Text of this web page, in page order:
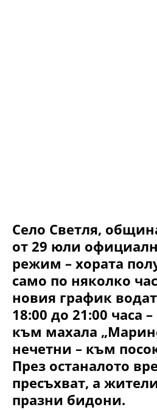
Село Светля,
от 29 юли
режим – хората
само по няколко
новия график
18:00 до 21:00 часа
към махала
нечетни – към
През останалото
пресъхват, а
празни бидони.